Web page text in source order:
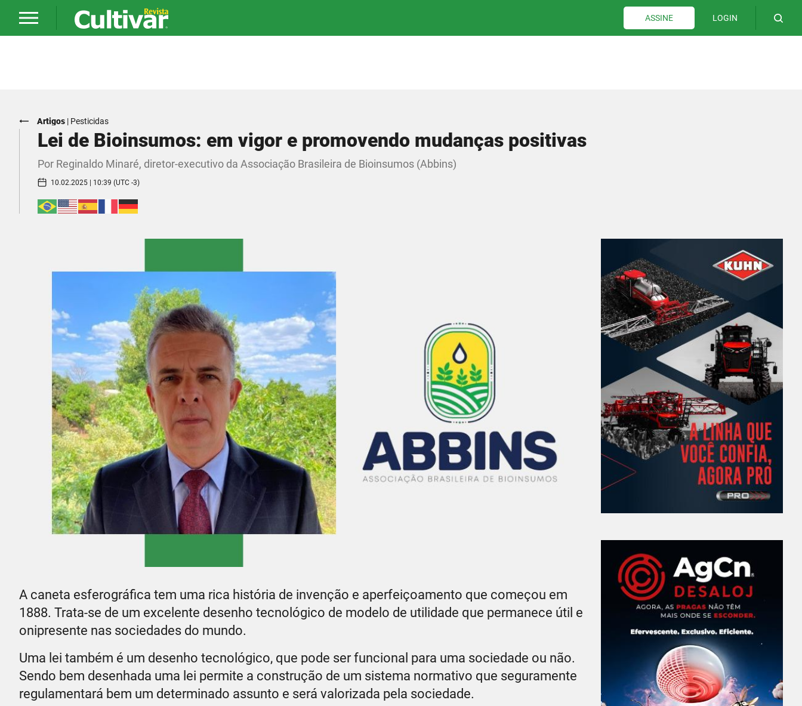
ASSINE LOGIN
Artigos | Pesticidas
Lei de Bioinsumos: em vigor e promovendo mudanças positivas
Por Reginaldo Minaré, diretor-executivo da Associação Brasileira de Bioinsumos (Abbins)
10.02.2025 | 10:39 (UTC -3)
A caneta esferográfica tem uma rica história de invenção e aperfeiçoamento que começou em
1888. Trata-se de um excelente desenho tecnológico de modelo de utilidade que permanece útil e
onipresente nas sociedades do mundo.
Uma lei também é um desenho tecnológico, que pode ser funcional para uma sociedade ou não.
Sendo bem desenhada uma lei permite a construção de um sistema normativo que seguramente
regulamentará bem um determinado assunto e será valorizada pela sociedade.